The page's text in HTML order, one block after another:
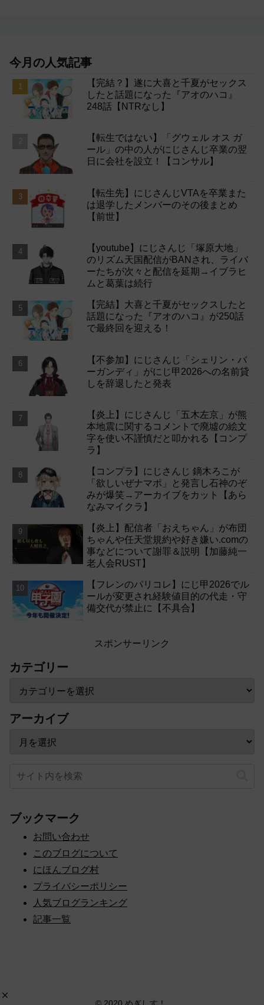
今月の人気記事
【完結？】遂に大喜と千夏がセックス
したと話題になった『アオのハコ』
248話【NTRなし】
【転生ではない】「グウェル オス ガ
ール」の中の人がにじさんじ卒業の翌
日に会社を設立！【コンサル】
【転生先】にじさんじVTAを卒業また
は退学したメンバーのその後まとめ
【前世】
【youtube】にじさんじ「塚原大地」
のリズム天国配信がBANされ、ライバ
ーたちが次々と配信を延期→イブラヒ
ムと葛葉は続行
【完結】大喜と千夏がセックスしたと
話題になった『アオのハコ』が250話
で最終回を迎える！
【不参加】にじさんじ「シェリン・バ
ーガンディ」がにじ甲2026への名前貸
しを辞退したと発表
【炎上】にじさんじ「五木左京」が熊
本地震に関するコメントで廃墟の絵文
字を使い不謹慎だと叩かれる【コンプ
ラ】
【コンプラ】にじさんじ 鏑木ろこが
「欲しいぜナマポ」と発言し石神のぞ
みが爆笑→アーカイブをカット【あら
なみマイクラ】
【炎上】配信者「おえちゃん」が布団
ちゃんや任天堂規約や好き嫌い.comの
事などについて謝罪＆説明【加藤純一
老人会RUST】
【フレンのパリコレ】にじ甲2026でル
ールが変更され経験値目的の代走・守
備交代が禁止に【不具合】
スポンサーリンク
カテゴリー
アーカイブ
ブックマーク
お問い合わせ
このブログについて
にほんブログ村
プライバシーポリシー
人気ブログランキング
記事一覧